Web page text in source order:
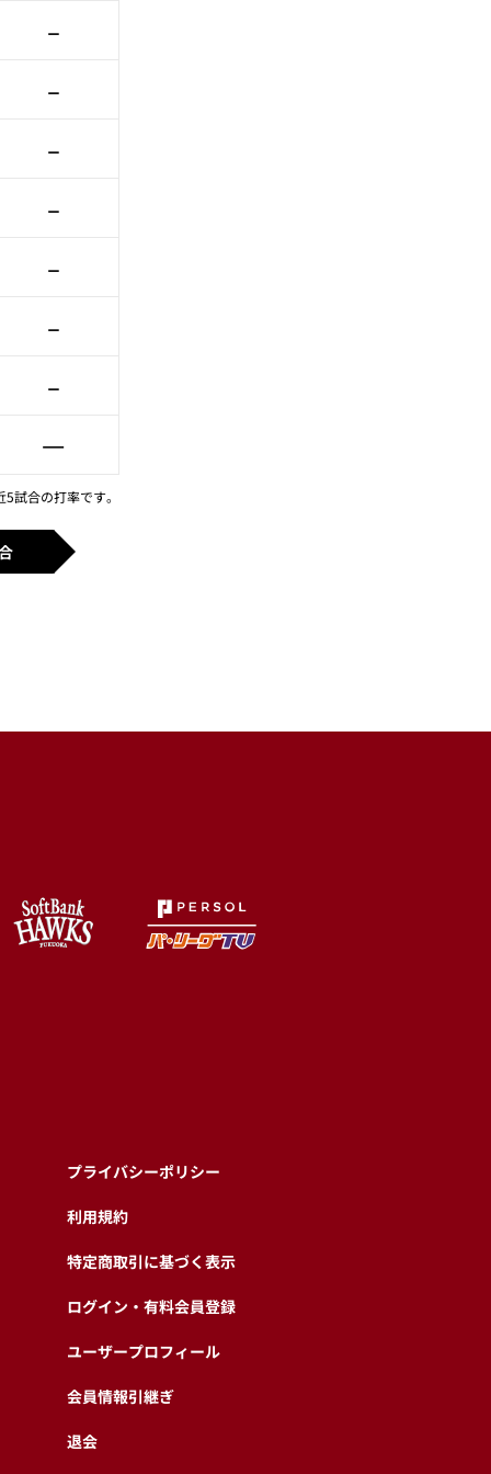
–
–
–
–
–
–
–
—
試合の打率です。
プライバシーポリシー
利用規約
特定商取引に基づく表示
ログイン・有料会員登録
ユーザープロフィール
会員情報引継ぎ
退会